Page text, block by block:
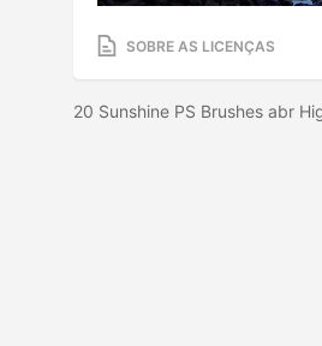
SOBRE AS LICENÇAS
20 Sunshine PS Brushes abr